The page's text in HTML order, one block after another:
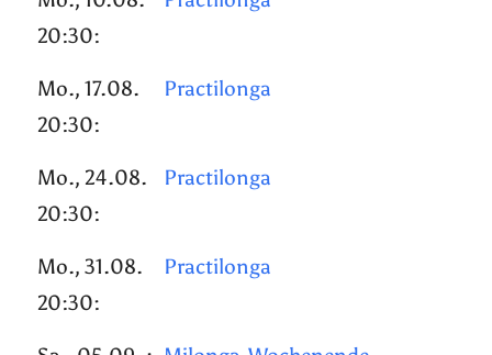
20:30:
Mo., 17.08.
20:30:
Practilonga
Mo., 24.08.
20:30:
Practilonga
Mo., 31.08.
20:30:
Practilonga